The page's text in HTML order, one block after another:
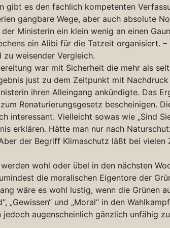
gibt es den fachlich kompetenten
gangbare Wege, aber auch absolute
Ministerin ein klein wenig an einen
ein Alibi für die Tatzeit organisiert.
weisender Vergleich.
war mit Sicherheit die mehr als
just zu dem Zeitpunkt mit
ihren Alleingang ankündigte. Das
Renaturierungsgesetz bescheinigen.
interessant. Vielleicht sowas wie „Sind
erklären. Hätte man nur nach
der Begriff Klimaschutz läßt bei vielen
wohl oder übel in den nächsten
die moralischen Eigentore der
wäre es wohl lustig, wenn die Grünen
„Gewissen“ und „Moral“ in den
jedoch augenscheinlich gänzlich unfähig